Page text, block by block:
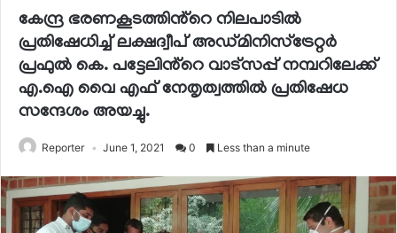
കേന്ദ്ര ഭരണകൂടത്തിൻ്റെ നിലപാടിൽ
പ്രതിഷേധിച്ച് ലക്ഷദ്വീപ് അഡ്മിനിസ്ട്രേറ്റർ
പ്രഫുൽ കെ. പട്ടേലിൻ്റെ വാട്സപ്പ് നമ്പറിലേക്ക്
എ.ഐ വൈ എഫ് നേതൃത്വത്തിൽ പ്രതിഷേധ
സന്ദേശം അയച്ചു.
Reporter June 1, 2021 0 Less than a minute